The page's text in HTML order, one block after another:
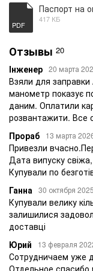
защищать от
излучения
изделий с
повреждениями
механизма или
пломбой или
вытесняющей
Правила
При
необходимо:
• снять
ближе к огню;
• снять
• направить
• нажать на
механизма.
PDF
Паспорт на
417 КБ
Отзывы 20
Інженер 20 марта
Взяли для заправки
манометр показує
даним. Оплатили
розвантажити. Все
Прораб
13 марта
Привезли
Дата випуску
Купували по
Ганна
30 октября 2025
Купували велику
залишилися
доставці
Юрий
13 февраля
Сотрудничаем уже
Отдельное